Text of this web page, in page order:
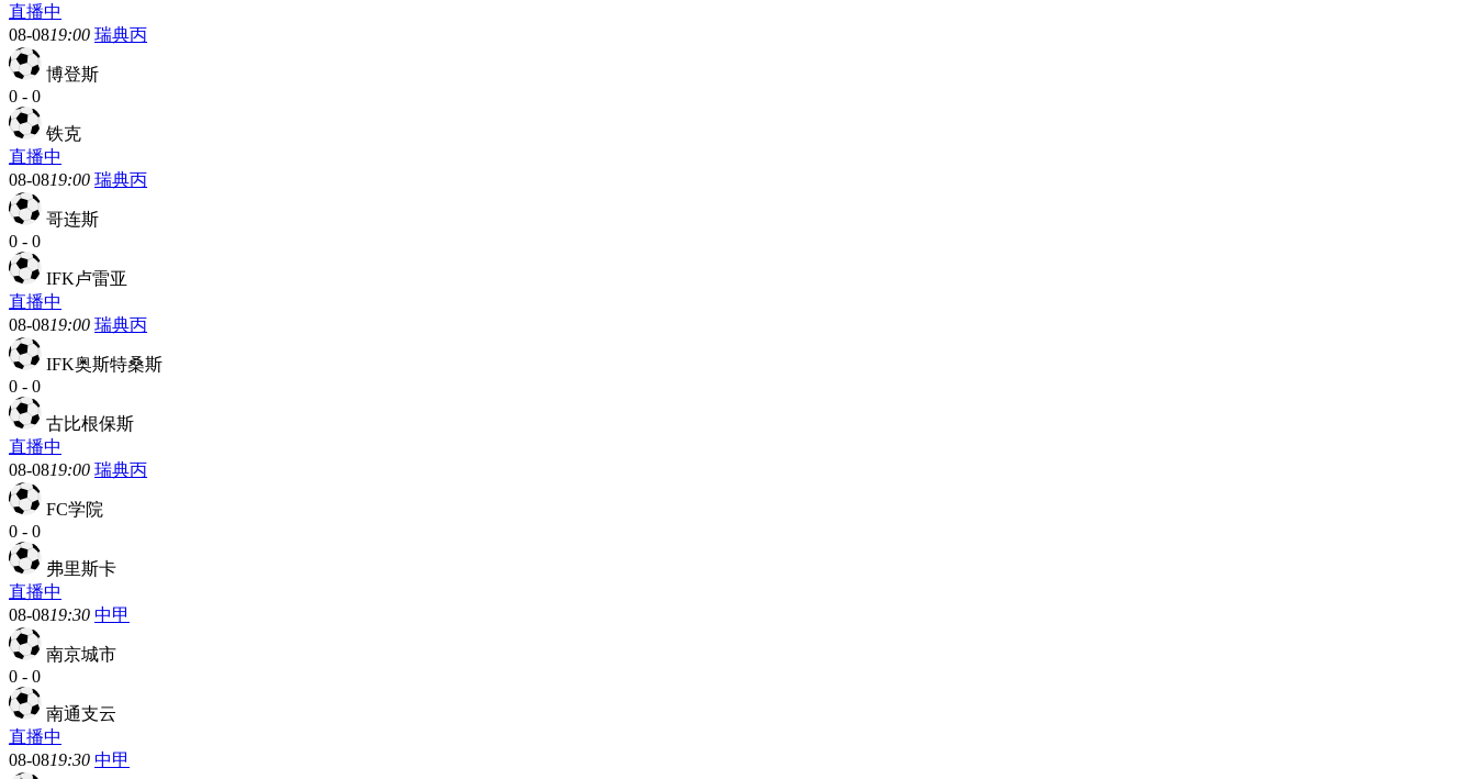
直播中
08-0819:00 瑞典丙
博登斯
0 - 0
铁克
直播中
08-0819:00 瑞典丙
哥连斯
0 - 0
IFK卢雷亚
直播中
08-0819:00 瑞典丙
IFK奥斯特桑斯
0 - 0
古比根保斯
直播中
08-0819:00 瑞典丙
FC学院
0 - 0
弗里斯卡
直播中
08-0819:30 中甲
南京城市
0 - 0
南通支云
直播中
08-0819:30 中甲